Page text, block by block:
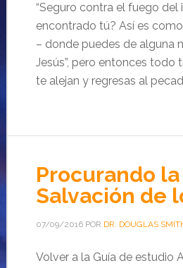
“Seguro contra el fuego del
encontrado tú? Así es
– donde puedes de alguna
Jesús”, pero entonces todo
te alejan y regresas al
Procurando la
Salvación de
07/09/2016POR DR. DOUGLAS
Volver a la Guía de estudio